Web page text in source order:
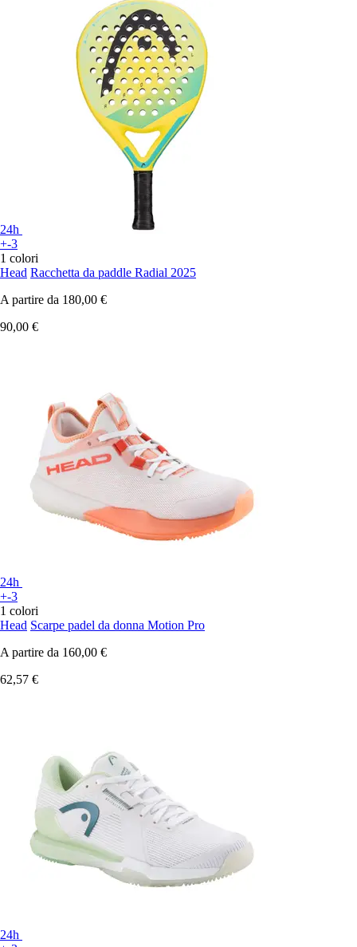
24h
+-3
1 colori
Head Racchetta da paddle Radial 2025
A partire da 180,00 €
90,00 €
24h
+-3
1 colori
Head Scarpe padel da donna Motion Pro
A partire da 160,00 €
62,57 €
24h